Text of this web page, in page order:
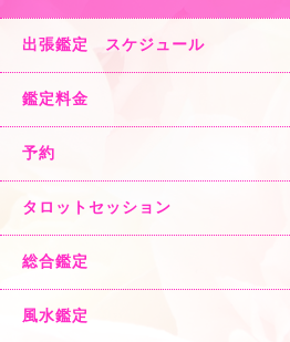
出張鑑定 スケジュール
鑑定料金
予約
タロットセッション
総合鑑定
風水鑑定